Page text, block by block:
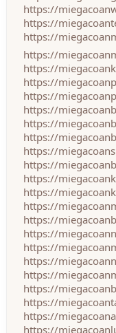
https://
https://
https://
https://
https://
https://
https://
https://
https://
https://
https://
https://
https://
https://
https://
https://
https://
https://
https://
https://
https://
https://
https://
https://